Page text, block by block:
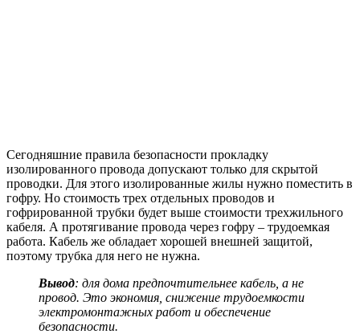
Сегодняшние правила безопасности прокладку
изолированного провода допускают только для скрытой
проводки. Для этого изолированные жилы нужно поместить в
гофру. Но стоимость трех отдельных проводов и
гофрированной трубки будет выше стоимости трехжильного
кабеля. А протягивание провода через гофру – трудоемкая
работа. Кабель же обладает хорошей внешней защитой,
поэтому трубка для него не нужна.
Вывод: для дома предпочтительнее кабель, а не
провод. Это экономия, снижение трудоемкости
электромонтажных работ и обеспечение
безопасности.